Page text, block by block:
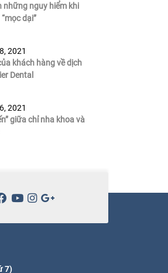
những nguy hiểm khi
dại”
2021
khách hàng về dịch
Dental
2021
giữa chỉ nha khoa và
7)